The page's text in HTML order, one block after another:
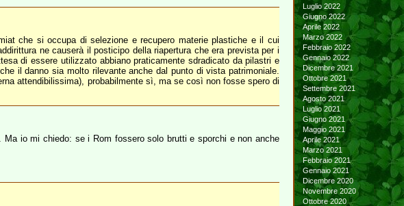
che si occupa di selezione e recupero materie plastiche e il cui
ne causerà il posticipo della riapertura che era prevista per i
di essere utilizzato abbiano praticamente sdradicato da pilastri e
il danno sia molto rilevante anche dal punto di vista patrimoniale.
attendibilissima), probabilmente sì, ma se così non fosse spero di
io mi chiedo: se i Rom fossero solo brutti e sporchi e non anche
Luglio 2022
Giugno 2022
Aprile 2022
Marzo 2022
Febbraio 2022
Gennaio 2022
Dicembre 2021
Ottobre 2021
Settembre 2021
Agosto 2021
Luglio 2021
Giugno 2021
Maggio 2021
Aprile 2021
Marzo 2021
Febbraio 2021
Gennaio 2021
Dicembre 2020
Novembre 2020
Ottobre 2020